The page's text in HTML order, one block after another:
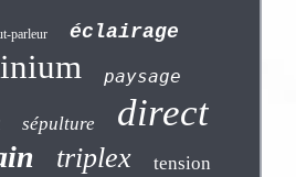
parleur éclairage
paysage
sépulture direct
triplex tension